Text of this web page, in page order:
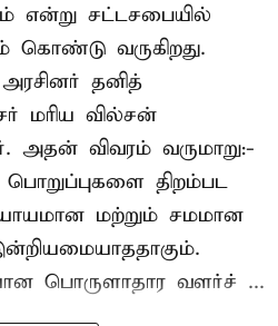
என்று சட்டசபையில்
கொண்டு வருகிறது.
தனித்
மரிய வில்சன்
விவரம் வருமாறு:-
திறம்பட
மற்றும் சமமான
பொருளாதார வளர்ச் ...